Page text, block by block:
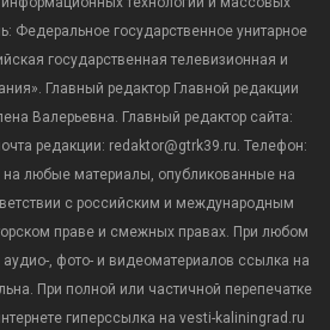
Федеральное государственное унитарное
государственная телевизионная и
Главный редактор Главной редакции
Валерьевна. Главный редактор сайта:
редакции: redaktor@gtrk39.ru. Телефон:
на любые материалы, опубликованные на
с российским и международным
праве и смежных правах. При любом
аудио-, фото- и видеоматериалов ссылка на
При полной или частичной перепечатке
гиперссылка на vesti-kaliningrad.ru